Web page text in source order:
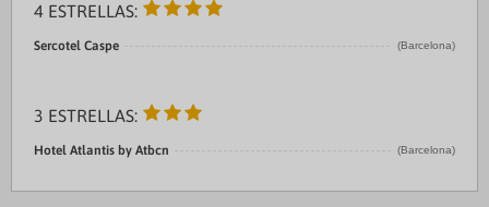
4 ESTRELLAS:
Sercotel Caspe (Barcelona)
3 ESTRELLAS:
Hotel Atlantis by Atbcn (Barcelona)